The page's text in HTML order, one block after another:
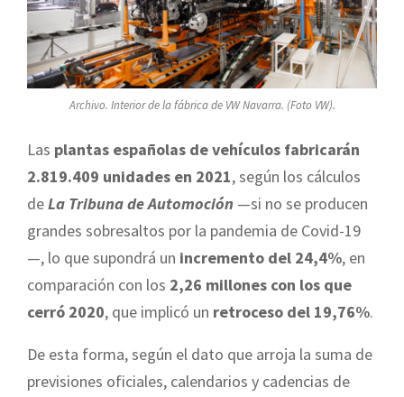
Archivo. Interior de la fábrica de VW Navarra. (Foto VW).
Las plantas españolas de vehículos fabricarán
2.819.409 unidades en 2021, según los cálculos
deLa Tribuna de Automoción —si no se producen
grandes sobresaltos por la pandemia de Covid-19
—, lo que supondrá un incremento del 24,4%, en
comparación con los 2,26 millones con los que
cerró 2020, que implicó un retroceso del 19,76%.
De esta forma, según el dato que arroja la suma de
previsiones oficiales, calendarios y cadencias de